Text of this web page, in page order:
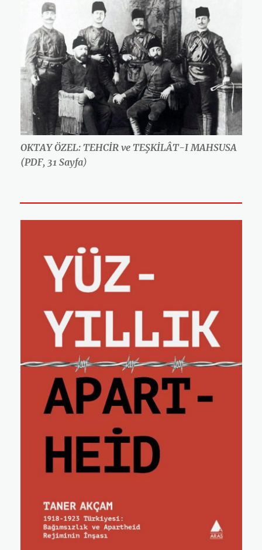
OKTAY ÖZEL: TEHCİR ve TEŞKİLÂT-I MAHSUSA
(PDF, 31 Sayfa)